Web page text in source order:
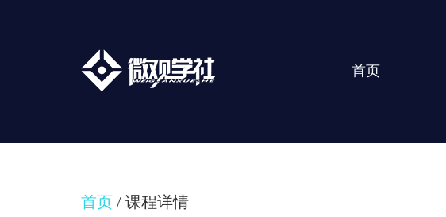
首页
首页 / 课程详情